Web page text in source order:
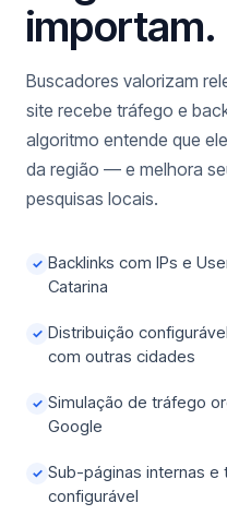
importam.
Buscadores valorizam
site recebe tráfego e
algoritmo entende que
da região — e melhora
pesquisas locais.
✓ Backlinks com IPs e
Catarina
✓ Distribuição
com outras cidades
✓ Simulação de tráfego
Google
✓ Sub-páginas internas
configurável